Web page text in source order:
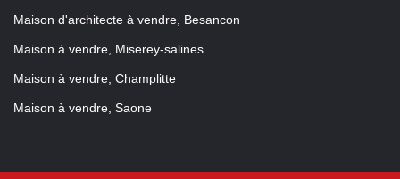
Maison d'architecte à vendre, Besancon
Maison à vendre, Miserey-salines
Maison à vendre, Champlitte
Maison à vendre, Saone